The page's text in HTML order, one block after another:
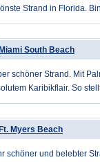
Strand in Florida.
Miami South Beach
schöner Strand. Mit
Karibikflair. So
Ft. Myers Beach
schöner und belebter